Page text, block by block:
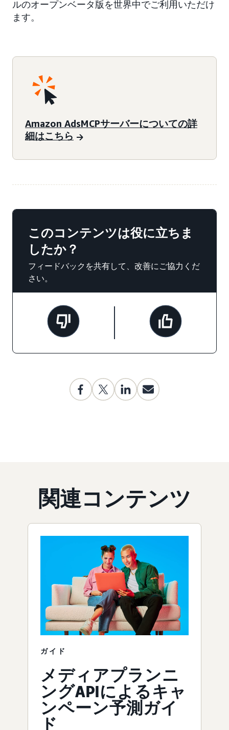
ルのオープンベータ版を世界中でご利用いただけ
ます。
Amazon AdsMCPサーバーについての詳
細はこちら
このコンテンツは役に立ちま
したか？
フィードバックを共有して、改善にご協力くだ
さい。
関連コンテンツ
ガイド
メディアプランニ
ングAPIによるキャ
ンペーン予測ガイ
ド